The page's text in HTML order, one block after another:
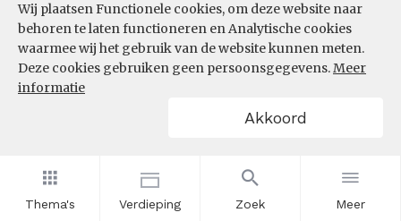
Thema's Verdieping Zoek Meer
Wij plaatsen Functionele cookies, om deze website naar
behoren te laten functioneren en Analytische cookies
waarmee wij het gebruik van de website kunnen meten.
Deze cookies gebruiken geen persoonsgegevens.Meer
informatie
Akkoord
Bron:
Filters